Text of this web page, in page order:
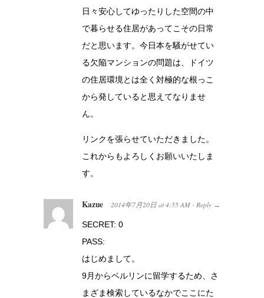
日々安心してゆったりした空間の中
で暮らせる住居があってこその日常
だと思います。今日本を騒がせてい
る欠陥マンションの問題は、ドイツ
の住居環境とは全く対極的な根っこ
から発していると思えてなりませ
ん。
リンクを張らせていただきました。
これからもよろしくお願いいたしま
す。
Kazue 2014年7月20日 at 4:55 AM · Reply →
SECRET: 0
PASS:
はじめまして。
9月からベルリンに留学するため、さ
まざま検索しているなかでここにた